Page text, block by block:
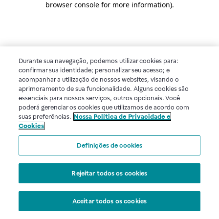
browser console for more information).
Durante sua navegação, podemos utilizar cookies para:
confirmar sua identidade; personalizar seu acesso; e
acompanhar a utilização de nossos websites, visando o
aprimoramento de sua funcionalidade. Alguns cookies são
essenciais para nossos serviços, outros opcionais. Você
poderá gerenciar os cookies que utilizamos de acordo com
suas preferências. Nossa Política de Privacidade e
Cookies
Definições de cookies
Rejeitar todos os cookies
Aceitar todos os cookies